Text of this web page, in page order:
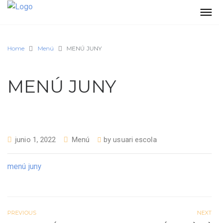
Home Menú MENÚ JUNY
MENÚ JUNY
junio 1, 2022 Menú byusuari escola
menú juny
PREVIOUS NEXT